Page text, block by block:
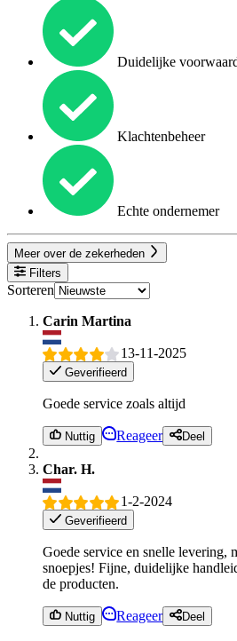
Duidelijke
Klachtenbeheer
Echte ondernemer
Meer over de zekerheden
Filters
Sorteren
Carin Martina
13-11-2025
Geverifieerd
Goede service zoals altijd
Nuttig Reageer Deel
Char. H.
1-2-2024
Geverifieerd
Goede service en snelle levering,
snoepjes! Fijne, duidelijke
de producten.
Nuttig Reageer Deel